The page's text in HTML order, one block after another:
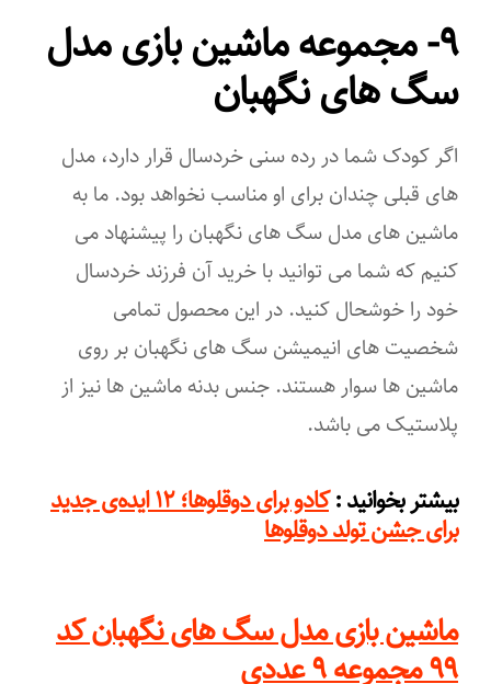
۹- مجموعه ماشین بازی مدل
سگ های نگهبان
اگر کودک شما در رده سنی خردسال قرار دارد، مدل
های قبلی چندان برای او مناسب نخواهد بود. ما به
ماشین های مدل سگ های نگهبان را پیشنهاد می
کنیم که شما می توانید با خرید آن فرزند خردسال
خود را خوشحال کنید. در این محصول تمامی
شخصیت های انیمیشن سگ های نگهبان بر روی
ماشین ها سوار هستند. جنس بدنه ماشین ها نیز از
پلاستیک می باشد.
بیشتر بخوانید :
کادو برای دوقلوها؛ ۱۲ ایده‌ی جدید
برای جشن تولد دوقلوها
ماشین بازی مدل سگ های نگهبان کد
۹۹ مجموعه ۹ عددی